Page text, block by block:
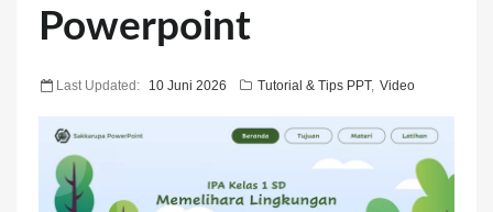
Powerpoint
Last Updated: 10 Juni 2026 Tutorial & Tips PPT, Video